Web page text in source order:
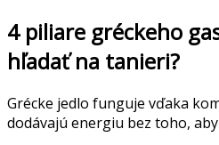
4 piliare gréckeho
hľadať na tanieri?
Grécke jedlo funguje vďaka
dodávajú energiu bez toho,